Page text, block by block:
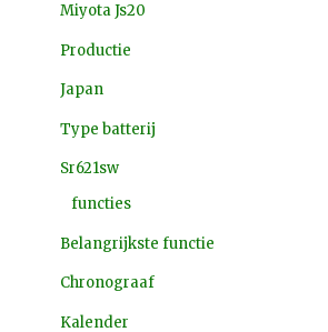
Miyota Js20
Productie
Japan
Type batterij
Sr621sw
functies
Belangrijkste functie
Chronograaf
Kalender